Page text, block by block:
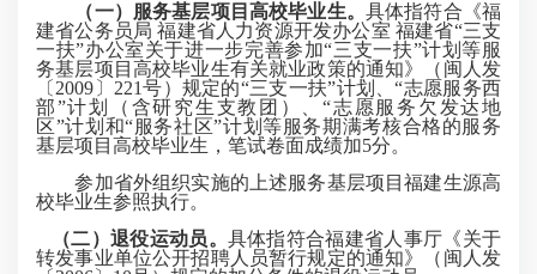
（一）服务基层项目高校毕业生。 具体指符合《福
建省公务员局 福建省人力资源开发办公室 福建省“三支
一扶”办公室关于进一步完善参加“三支一扶”计划等服
务基层项目高校毕业生有关就业政策的通知》（闽人发
〔2009〕221号）规定的“三支一扶”计划、“志愿服务西
部”计划（含研究生支教团）、“志愿服务欠发达地
区”计划和“服务社区”计划等服务期满考核合格的服务
基层项目高校毕业生，笔试卷面成绩加5分。
参加省外组织实施的上述服务基层项目福建生源高
校毕业生参照执行。
（二）退役运动员。 具体指符合福建省人事厅《关于
转发事业单位公开招聘人员暂行规定的通知》（闽人发